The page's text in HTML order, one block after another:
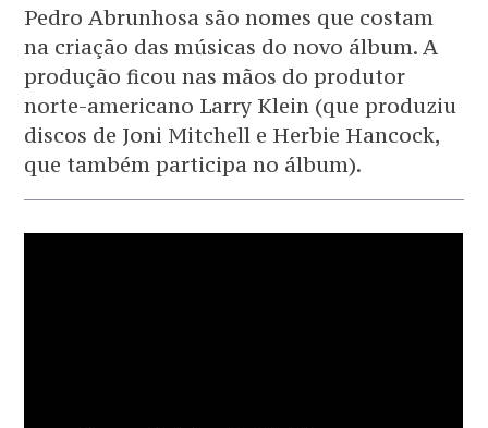
Pedro Abrunhosa são nomes que costam
na criação das músicas do novo álbum. A
produção ficou nas mãos do produtor
norte-americano Larry Klein (que produziu
discos de Joni Mitchell e Herbie Hancock,
que também participa no álbum).